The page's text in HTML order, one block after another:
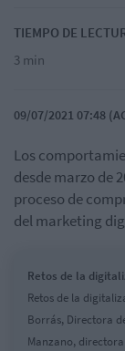
TIEMPO DE
3 min
09/07/2021 07:48
Los
desde marzo de
proceso de
del marketing
Retos de la
Retos de la
Borrás, Directora
Manzano,